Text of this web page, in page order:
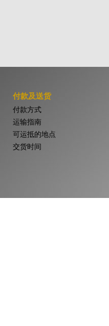
付款及送货
付款方式
运输指南
可运抵的地点
交货时间